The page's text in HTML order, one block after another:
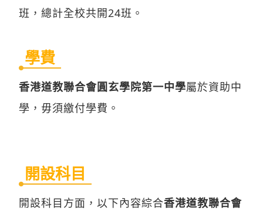
班，總計全校共開24班。
學費
香港道教聯合會圓玄學院第一中學屬於資助中
學，毋須繳付學費。
開設科目
開設科目方面，以下內容綜合香港道教聯合會